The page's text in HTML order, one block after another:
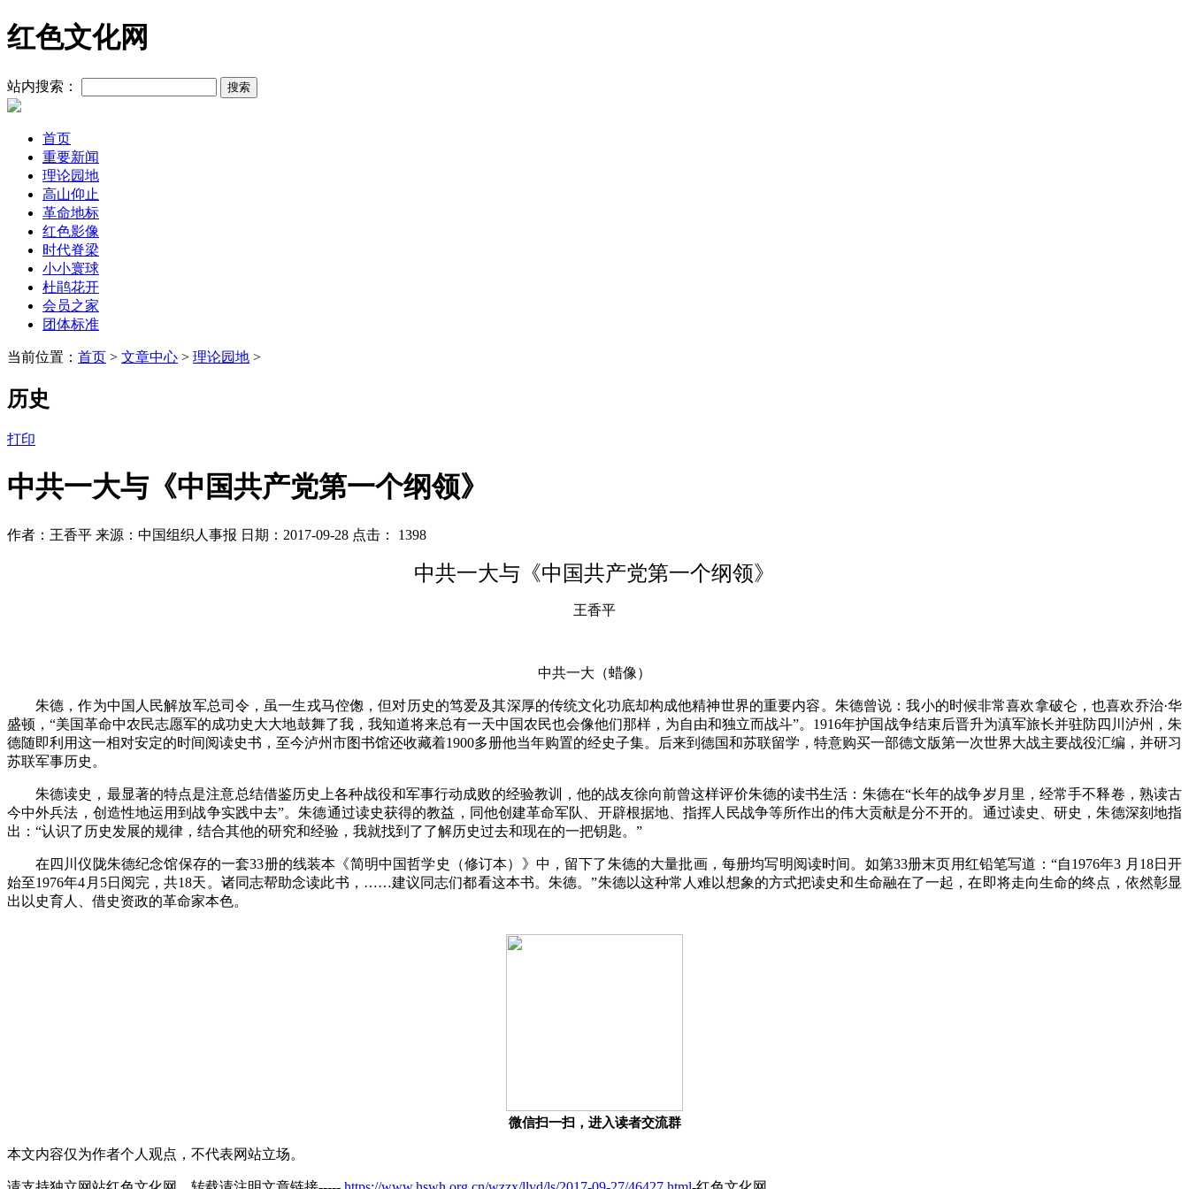
红色文化网
站内搜索：
首页
重要新闻
理论园地
高山仰止
革命地标
红色影像
时代脊梁
小小寰球
杜鹃花开
会员之家
团体标准
当前位置： 首页 > 文章中心 > 理论园地 >
历史
打印
中共一大与《中国共产党第一个纲领》
作者：王香平 来源：中国组织人事报 日期：2017-09-28 点击： 1398
中共一大与《中国共产党第一个纲领》
王香平
中共一大（蜡像）
朱德，作为中国人民解放军总司令，虽一生戎马倥偬，但对历史的笃爱及其深厚的传统文化功底却构成他精神世界的重要内容。朱德曾说：我小的时候非常喜欢拿破仑，也喜欢乔治·华
盛顿，“美国革命中农民志愿军的成功史大大地鼓舞了我，我知道将来总有一天中国农民也会像他们那样，为自由和独立而战斗”。1916年护国战争结束后晋升为滇军旅长并驻防四川泸州，朱
德随即利用这一相对安定的时间阅读史书，至今泸州市图书馆还收藏着1900多册他当年购置的经史子集。后来到德国和苏联留学，特意购买一部德文版第一次世界大战主要战役汇编，并研习
苏联军事历史。
朱德读史，最显著的特点是注意总结借鉴历史上各种战役和军事行动成败的经验教训，他的战友徐向前曾这样评价朱德的读书生活：朱德在“长年的战争岁月里，经常手不释卷，熟读古
今中外兵法，创造性地运用到战争实践中去”。朱德通过读史获得的教益，同他创建革命军队、开辟根据地、指挥人民战争等所作出的伟大贡献是分不开的。通过读史、研史，朱德深刻地指
出：“认识了历史发展的规律，结合其他的研究和经验，我就找到了了解历史过去和现在的一把钥匙。”
在四川仪陇朱德纪念馆保存的一套33册的线装本《简明中国哲学史（修订本）》中，留下了朱德的大量批画，每册均写明阅读时间。如第33册末页用红铅笔写道：“自1976年3 月18日开
始至1976年4月5日阅完，共18天。诸同志帮助念读此书，……建议同志们都看这本书。朱德。”朱德以这种常人难以想象的方式把读史和生命融在了一起，在即将走向生命的终点，依然彰显
出以史育人、借史资政的革命家本色。
微信扫一扫，进入读者交流群
本文内容仅为作者个人观点，不代表网站立场。